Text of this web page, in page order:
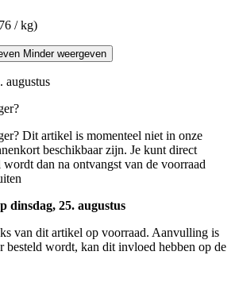
/ kg)
Minder weergeven
augustus
Dit artikel is momenteel niet in onze
beschikbaar zijn. Je kunt direct
dan na ontvangst van de voorraad
dinsdag, 25. augustus
van dit artikel op voorraad. Aanvulling is
besteld wordt, kan dit invloed hebben op de